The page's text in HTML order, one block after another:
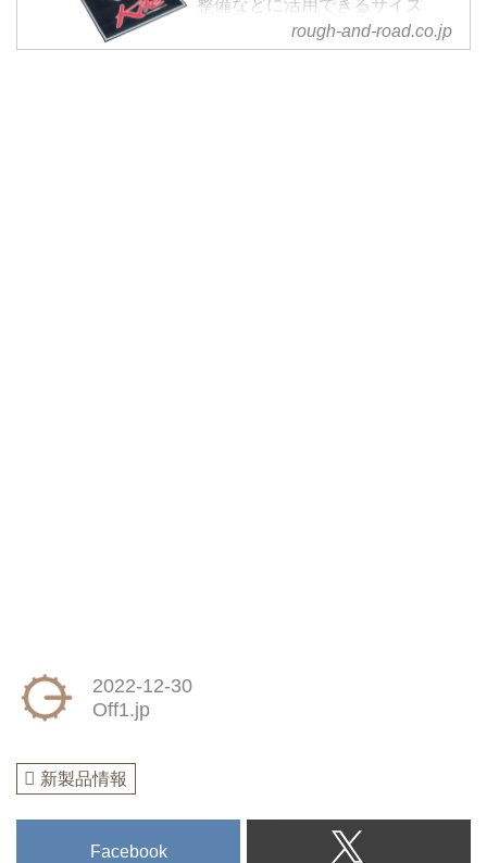
整備などに活用できるサイズ
80x200cmのメンテナンスマッ
ト。表面素材はナイロンで吸水
rough-and-road.co.jp
2022-12-30
Off1.jp
新製品情報
Facebook